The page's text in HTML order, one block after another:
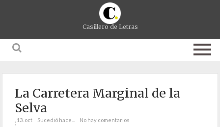
Casillero de Letras
La Carretera Marginal de la
Selva
;13. oct Sucedió hace... No hay comentarios